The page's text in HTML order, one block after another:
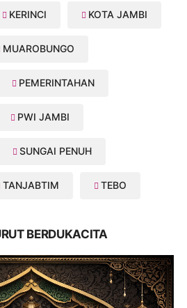
KERINCI KOTA JAMBI
MUAROBUNGO
PEMERINTAHAN
PWI JAMBI
SUNGAI PENUH
TANJABTIM TEBO
BERDUKACITA